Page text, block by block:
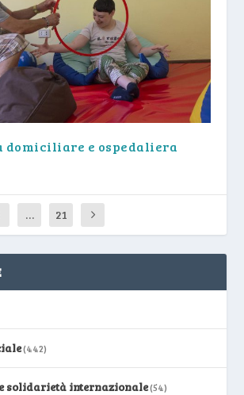
domiciliare e ospedaliera
… 21
(442)
solidarietà internazionale(54)